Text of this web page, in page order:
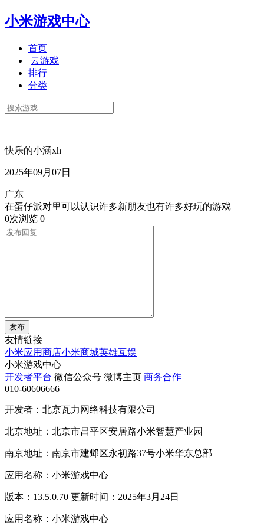
小米游戏中心
首页
云游戏
排行
分类
快乐的小涵xh
2025年09月07日
广东
在蛋仔派对里可以认识许多新朋友也有许多好玩的游戏
0次浏览 0
发布
友情链接
小米应用商店小米商城英雄互娱
小米游戏中心
开发者平台 微信公众号 微博主页 商务合作
010-60606666
开发者：北京瓦力网络科技有限公司
北京地址：北京市昌平区安居路小米智慧产业园
南京地址：南京市建邺区永初路37号小米华东总部
应用名称：小米游戏中心
版本：13.5.0.70 更新时间：2025年3月24日
应用名称：小米游戏中心